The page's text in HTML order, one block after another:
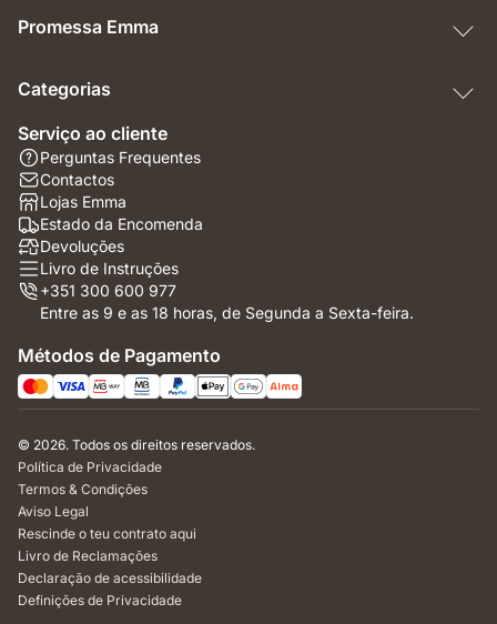
Promessa Emma
Categorias
Serviço ao cliente
Perguntas Frequentes
Contactos
Lojas Emma
Estado da Encomenda
Devoluções
Livro de Instruções
+351 300 600 977
Entre as 9 e as 18 horas, de Segunda a Sexta-feira.
Métodos de Pagamento
© 2026. Todos os direitos reservados.
Política de Privacidade
Termos & Condições
Aviso Legal
Rescinde o teu contrato aqui
Livro de Reclamações
Declaração de acessibilidade
Definições de Privacidade